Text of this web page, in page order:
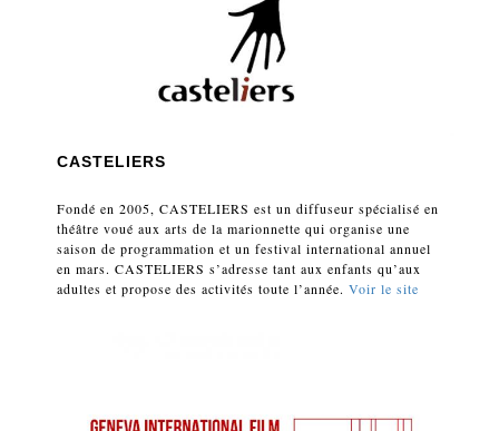
CASTELIERS
Fondé en 2005, CASTELIERS est un diffuseur spécialisé en
théâtre voué aux arts de la marionnette qui organise une
saison de programmation et un festival international annuel
en mars. CASTELIERS s’adresse tant aux enfants qu’aux
adultes et propose des activités toute l’année. Voir le site